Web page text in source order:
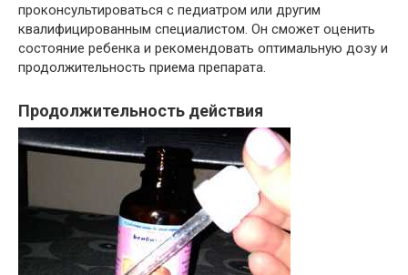
проконсультироваться с педиатром или другим
квалифицированным специалистом. Он сможет оценить
состояние ребенка и рекомендовать оптимальную дозу и
продолжительность приема препарата.
Продолжительность действия